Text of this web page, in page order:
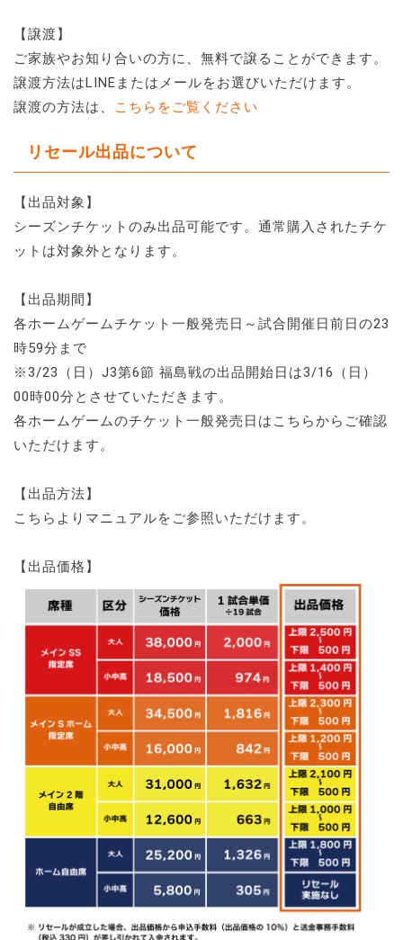
【譲渡】
ご家族やお知り合いの方に、無料で譲ることができます。
譲渡方法はLINEまたはメールをお選びいただけます。
譲渡の方法は、
こちらをご覧ください
リセール出品について
【出品対象】
シーズンチケットのみ出品可能です。通常購入されたチケ
ットは対象外となります。
【出品期間】
各ホームゲームチケット一般発売日～試合開催日前日の23
時59分まで
※3/23（日）J3第6節 福島戦の出品開始日は3/16（日）
00時00分とさせていただきます。
各ホームゲームのチケット一般発売日はこちらからご確認
いただけます。
【出品方法】
こちらよりマニュアルをご参照いただけます。
【出品価格】